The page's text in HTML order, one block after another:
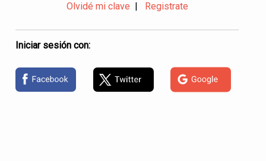
Olvidé mi clave Registrate
Iniciar sesión con: